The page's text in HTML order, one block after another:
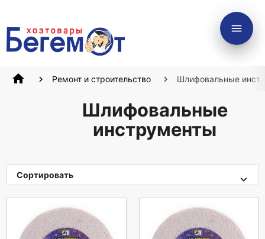
menu
home Ремонт и строительство Шлифовальные
Шлифовальные
инструменты
Сортировать